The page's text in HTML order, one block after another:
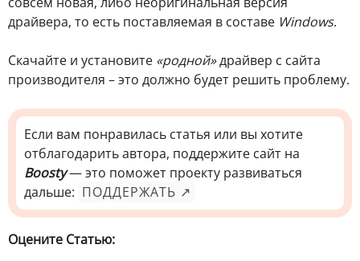
драйвера, то есть поставляемая в составе Windows.
Скачайте и установите «родной»драйвер с сайта
производителя – это должно будет решить проблему.
Если вам понравилась статья или вы хотите
отблагодарить автора, поддержите сайт на
Boosty— это поможет проекту развиваться
дальше: ПОДДЕРЖАТЬ ↗
Оцените Статью: